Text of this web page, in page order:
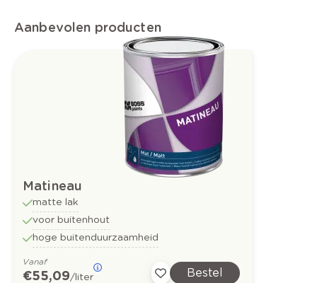
Aanbevolen producten
Matineau
matte lak
voor buitenhout
hoge buitenduurzaamheid
Vanaf
€ 55,09/liter Bestel